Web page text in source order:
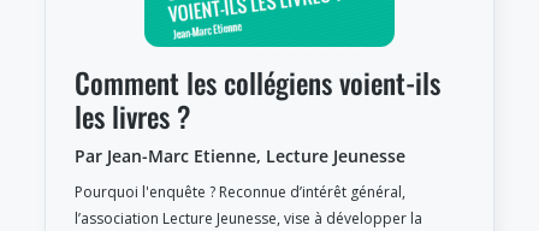
Comment les collégiens voient-ils
les livres ?
Par Jean-Marc Etienne, Lecture Jeunesse
Pourquoi l'enquête ? Reconnue d’intérêt général,
l’association Lecture Jeunesse, vise à développer la